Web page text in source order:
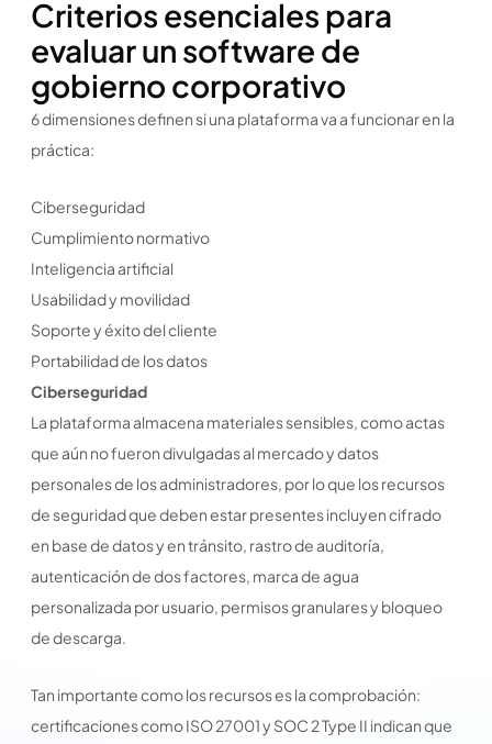
Criterios esenciales para
evaluar un software de
gobierno corporativo
6 dimensiones definen si una plataforma va a funcionar en la
práctica:
Ciberseguridad
Cumplimiento normativo
Inteligencia artificial
Usabilidad y movilidad
Soporte y éxito del cliente
Portabilidad de los datos
Ciberseguridad
La plataforma almacena materiales sensibles, como actas
que aún no fueron divulgadas al mercado y datos
personales de los administradores, por lo que los recursos
de seguridad que deben estar presentes incluyen cifrado
en base de datos y en tránsito, rastro de auditoría,
autenticación de dos factores, marca de agua
personalizada por usuario, permisos granulares y bloqueo
de descarga.
Tan importante como los recursos es la comprobación:
certificaciones como ISO 27001 y SOC 2 Type II indican que